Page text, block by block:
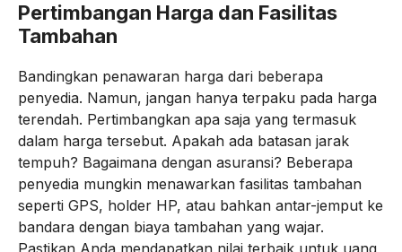
Pertimbangan Harga dan Fasilitas
Tambahan
Bandingkan penawaran harga dari beberapa
penyedia. Namun, jangan hanya terpaku pada harga
terendah. Pertimbangkan apa saja yang termasuk
dalam harga tersebut. Apakah ada batasan jarak
tempuh? Bagaimana dengan asuransi? Beberapa
penyedia mungkin menawarkan fasilitas tambahan
seperti GPS, holder HP, atau bahkan antar-jemput ke
bandara dengan biaya tambahan yang wajar.
Pastikan Anda mendapatkan nilai terbaik untuk uang